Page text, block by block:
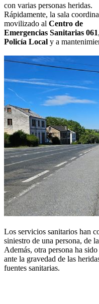
con varias personas heridas.
Rápidamente, la sala
movilizado al Centro de
Emergencias Sanitarias 061
Policía Local y a
Los servicios sanitarios han
siniestro de una persona, de
Además, otra persona ha
ante la gravedad de las
fuentes sanitarias.